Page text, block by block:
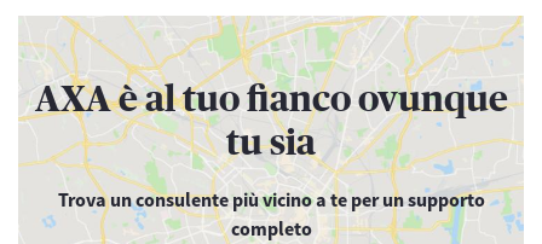
AXA è al tuo fianco ovunque
tu sia
Trova un consulente più vicino a te per un supporto
completo